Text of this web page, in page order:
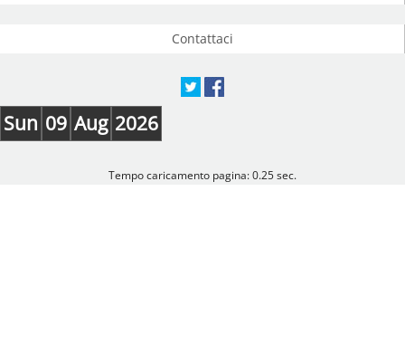
Contattaci
Sun 09 Aug 2026
Tempo caricamento pagina: 0.25 sec.